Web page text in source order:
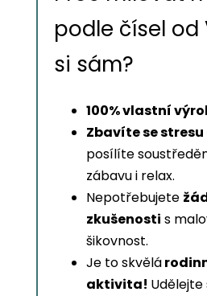
podle čísel od
si sám?
100% vlastní
Zbavíte se
posílíte
zábavu i relax.
Nepotřebujete
zkušenosti s
šikovnost.
Je to skvělá
aktivita! Udělejte